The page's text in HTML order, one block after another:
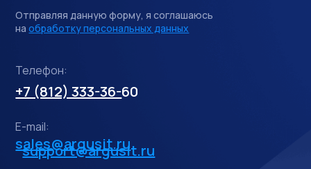
+7 (812) 333-36-60
Телефон:
E-mail:
support@argusit.ru
sales@argusit.ru
Отправляя данную форму, я соглашаюсь
на обработку персональных данных